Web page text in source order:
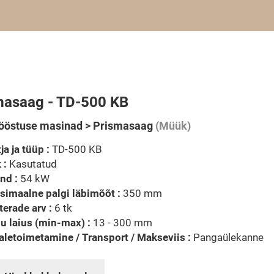
- TD-500 KB
masinad > Prismasaag (Müük)
ja tüüp : TD-500 KB
: Kasutatud
: 54 kW
palgi läbimõõt : 350 mm
arv : 6 tk
laius (min-max) : 13 - 300 mm
/ Transport / Makseviis : Pangaülekanne